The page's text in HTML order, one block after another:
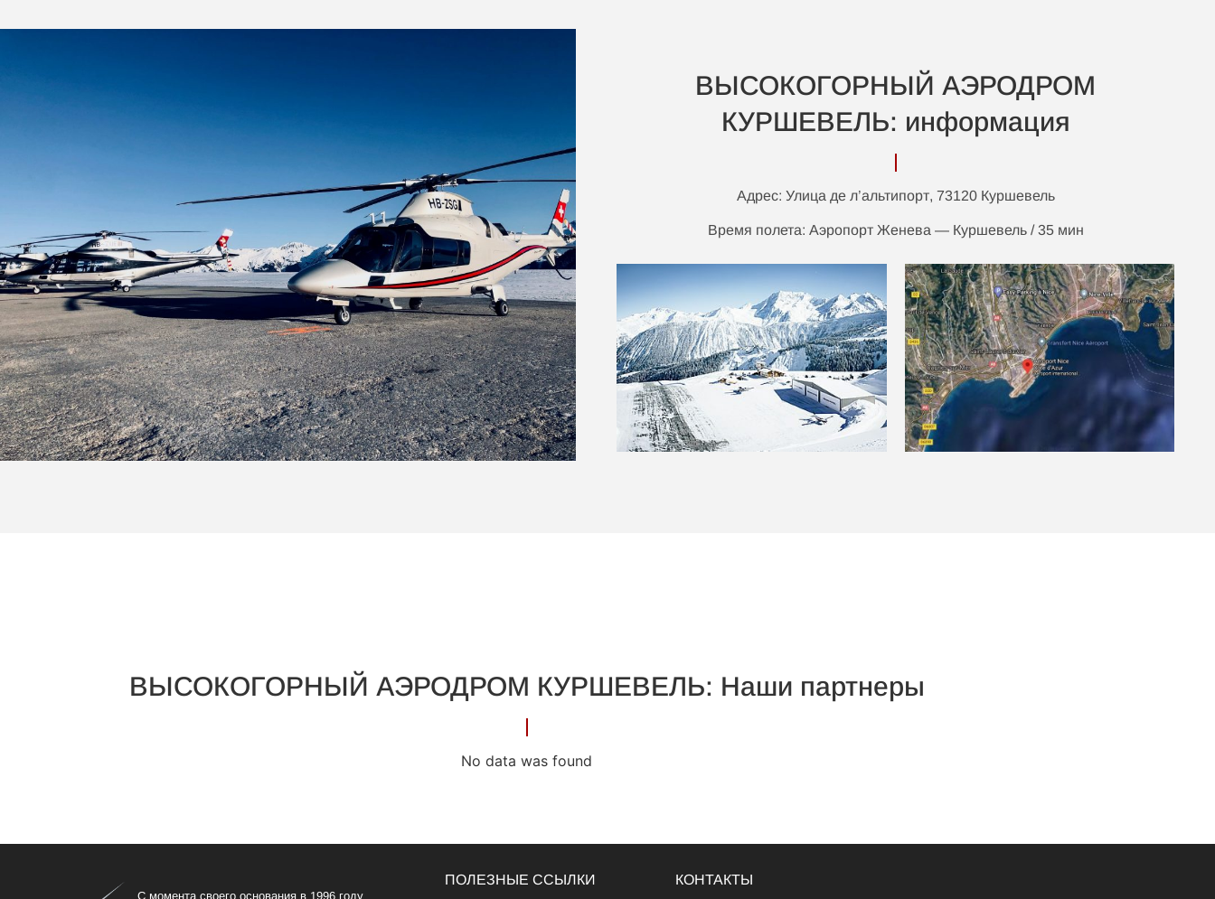
ВЫСОКОГОРНЫЙ АЭРОДРОМ
КУРШЕВЕЛЬ: информация
Адрес: Улица де л’альтипорт, 73120 Куршевель
Время полета: Аэропорт Женева — Куршевель / 35 мин
ВЫСОКОГОРНЫЙ АЭРОДРОМ КУРШЕВЕЛЬ: Наши партнеры
No data was found
С момента своего основания в 1996 году
ПОЛЕЗНЫЕ ССЫЛКИ КОНТАКТЫ